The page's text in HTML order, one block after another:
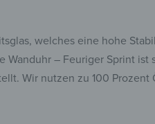
welches eine hohe
– Feuriger Sprint ist
Wir nutzen zu 100 Prozent